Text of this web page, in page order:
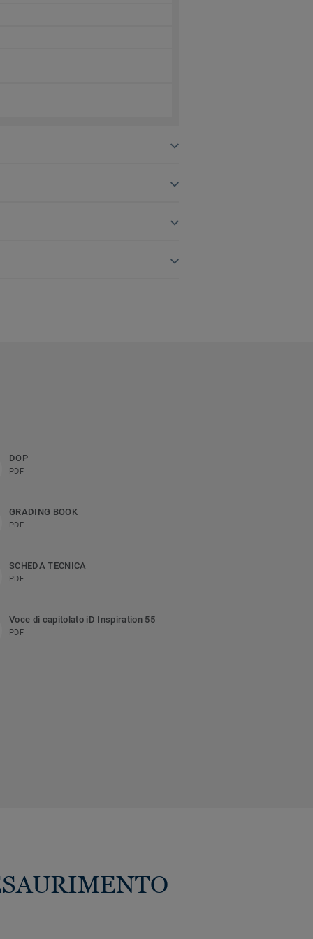
DOP
PDF
GRADING BOOK
PDF
SCHEDA TECNICA
PDF
Voce di capitolato iD Inspiration 55
PDF